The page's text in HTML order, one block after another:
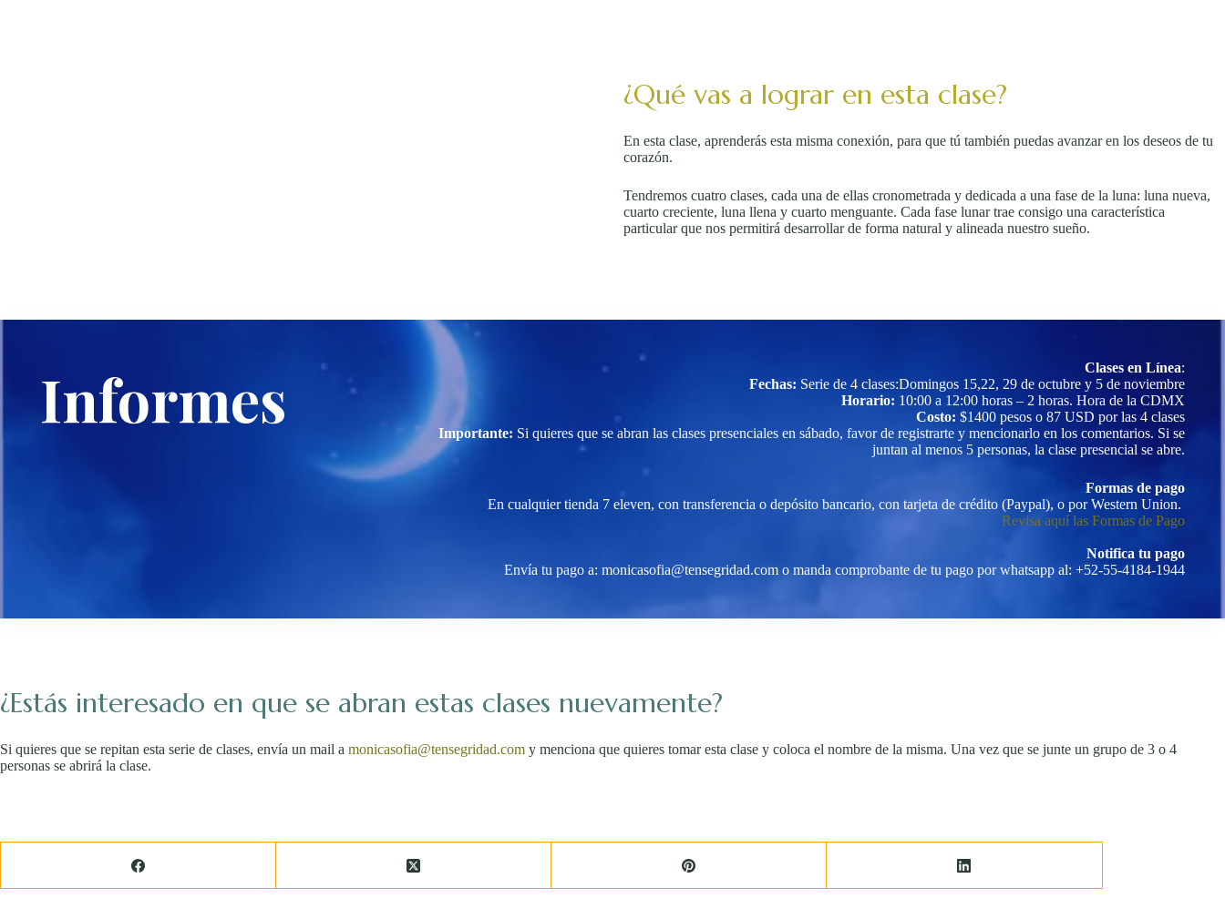
¿Qué vas a lograr en esta clase?
En esta clase, aprenderás esta misma conexión, para que tú también puedas avanzar en los deseos de tu
corazón.
Tendremos cuatro clases, cada una de ellas cronometrada y dedicada a una fase de la luna: luna nueva,
cuarto creciente, luna llena y cuarto menguante. Cada fase lunar trae consigo una característica
particular que nos permitirá desarrollar de forma natural y alineada nuestro sueño.
Informes Clases en Línea:
Fechas: Serie de 4 clases:Domingos 15,22, 29 de octubre y 5 de noviembre
Horario: 10:00 a 12:00 horas – 2 horas. Hora de la CDMX
Costo:$1400 pesos o 87 USD por las 4 clases
Importante: Si quieres que se abran las clases presenciales en sábado, favor de registrarte y mencionarlo en los comentarios. Si se
juntan al menos 5 personas, la clase presencial se abre.
Formas de pago
En cualquier tienda 7 eleven, con transferencia o depósito bancario, con tarjeta de crédito (Paypal), o por Western Union.
Revisa aquí las Formas de Pago
Notifica tu pago
Envía tu pago a: monicasofia@tensegridad.com o manda comprobante de tu pago por whatsapp al: +52-55-4184-1944
¿Estás interesado en que se abran estas clases nuevamente?
Si quieres que se repitan esta serie de clases, envía un mail a monicasofia@tensegridad.com y menciona que quieres tomar esta clase y coloca el nombre de la misma. Una vez que se junte un grupo de 3 o 4
personas se abrirá la clase.